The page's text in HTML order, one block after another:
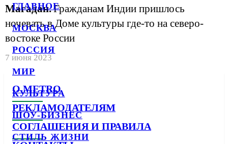
ГЛАВНОЕ
МОСКВА
РОССИЯ
МИР
КУЛЬТУРА
ШОУ-БИЗНЕС
СТИЛЬ ЖИЗНИ
Магадан.Гражданам Индии пришлось
ночевать в Доме культуры где-то на северо-
востоке России
7 июня 2023
О METRO
РЕКЛАМОДАТЕЛЯМ
СОГЛАШЕНИЯ И ПРАВИЛА